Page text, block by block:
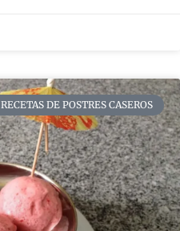
RECETAS DE POSTRES CASEROS